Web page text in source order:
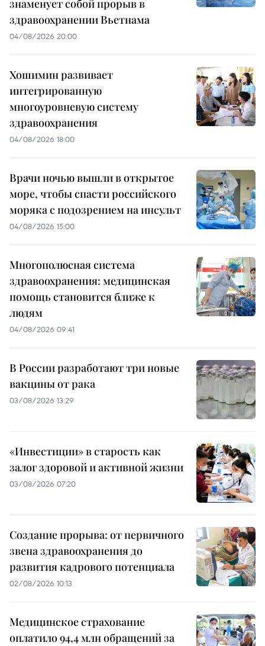
знаменует собой прорыв в
здравоохранении Вьетнама
04/08/2026 20:00
Хошимин развивает
интегрированную
многоуровневую систему
здравоохранения
04/08/2026 18:00
Врачи ночью вышли в открытое
море, чтобы спасти российского
моряка с подозрением на инсульт
04/08/2026 15:00
Многополюсная система
здравоохранения: медицинская
помощь становится ближе к
людям
04/08/2026 09:41
В России разработают три новые
вакцины от рака
03/08/2026 13:29
«Инвестиции» в старость как
залог здоровой и активной жизни
03/08/2026 07:20
Создание прорыва: от первичного
звена здравоохранения до
развития кадрового потенциала
02/08/2026 10:13
Медицинское страхование
оплатило 94,4 млн обращений за